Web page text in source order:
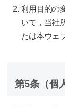
利用目的の
いて，当社
たは本ウェ
第5条（個